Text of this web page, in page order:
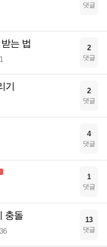
댓글
는 법 2
댓글
기 2
댓글
4
댓글
1
댓글
충돌 13
댓글